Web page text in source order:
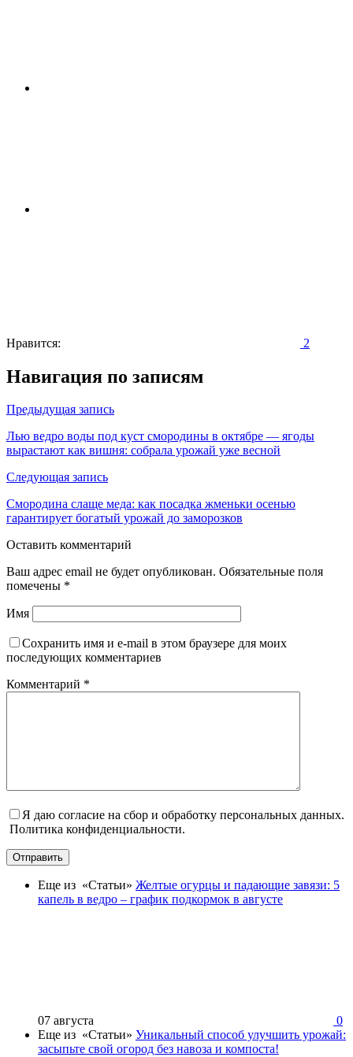
Нравится: 2
Навигация по записям
Предыдущая запись
Лью ведро воды под куст смородины в октябре — ягоды
вырастают как вишня: собрала урожай уже весной
Следующая запись
Смородина слаще меда: как посадка жменьки осенью
гарантирует богатый урожай до заморозков
Оставить комментарий
Ваш адрес email не будет опубликован. Обязательные поля
помечены *
Имя
Сохранить имя и e-mail в этом браузере для моих
последующих комментариев
Комментарий *
Я даю согласие на сбор и обработку персональных данных.
Политика конфиденциальности.
Отправить
Еще из «Статьи» Желтые огурцы и падающие завязи: 5
капель в ведро – график подкормок в августе
07 августа
0
Еще из «Статьи» Уникальный способ улучшить урожай:
засыпьте свой огород без навоза и компоста!